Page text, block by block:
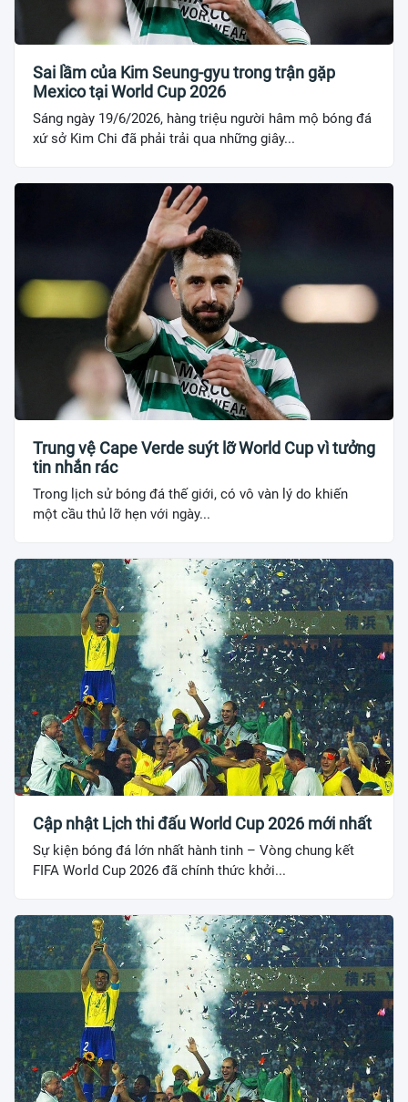
Sai lầm của Kim Seung-gyu trong trận gặp
Mexico tại World Cup 2026
Sáng ngày 19/6/2026, hàng triệu người hâm mộ bóng đá
xứ sở Kim Chi đã phải trải qua những giây...
Trung vệ Cape Verde suýt lỡ World Cup vì tưởng
tin nhắn rác
Trong lịch sử bóng đá thế giới, có vô vàn lý do khiến
một cầu thủ lỡ hẹn với ngày...
Cập nhật Lịch thi đấu World Cup 2026 mới nhất
Sự kiện bóng đá lớn nhất hành tinh – Vòng chung kết
FIFA World Cup 2026 đã chính thức khởi...